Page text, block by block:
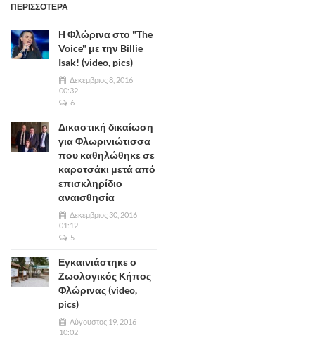
ΠΕΡΙΣΣΟΤΕΡΑ
Η Φλώρινα στο "The
Voice" με την Billie
Isak! (video, pics)
Δεκέμβριος 8, 2016
00:32
6
Δικαστική δικαίωση
για Φλωρινιώτισσα
που καθηλώθηκε σε
καροτσάκι μετά από
επισκληρίδιο
αναισθησία
Δεκέμβριος 30, 2016
01:12
5
Εγκαινιάστηκε ο
Ζωολογικός Κήπος
Φλώρινας (video,
pics)
Αύγουστος 19, 2016
10:02